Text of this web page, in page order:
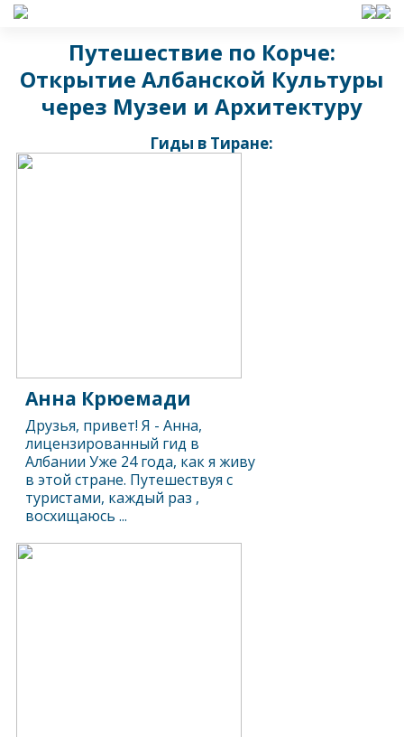
Путешествие по Корче:
Открытие Албанской Культуры
через Музеи и Архитектуру
Гиды в Тиране:
Анна Крюемади
Друзья, привет! Я - Анна,
лицензированный гид в
Албании Уже 24 года, как я живу
в этой стране. Путешествуя с
туристами, каждый раз ,
восхищаюсь ...